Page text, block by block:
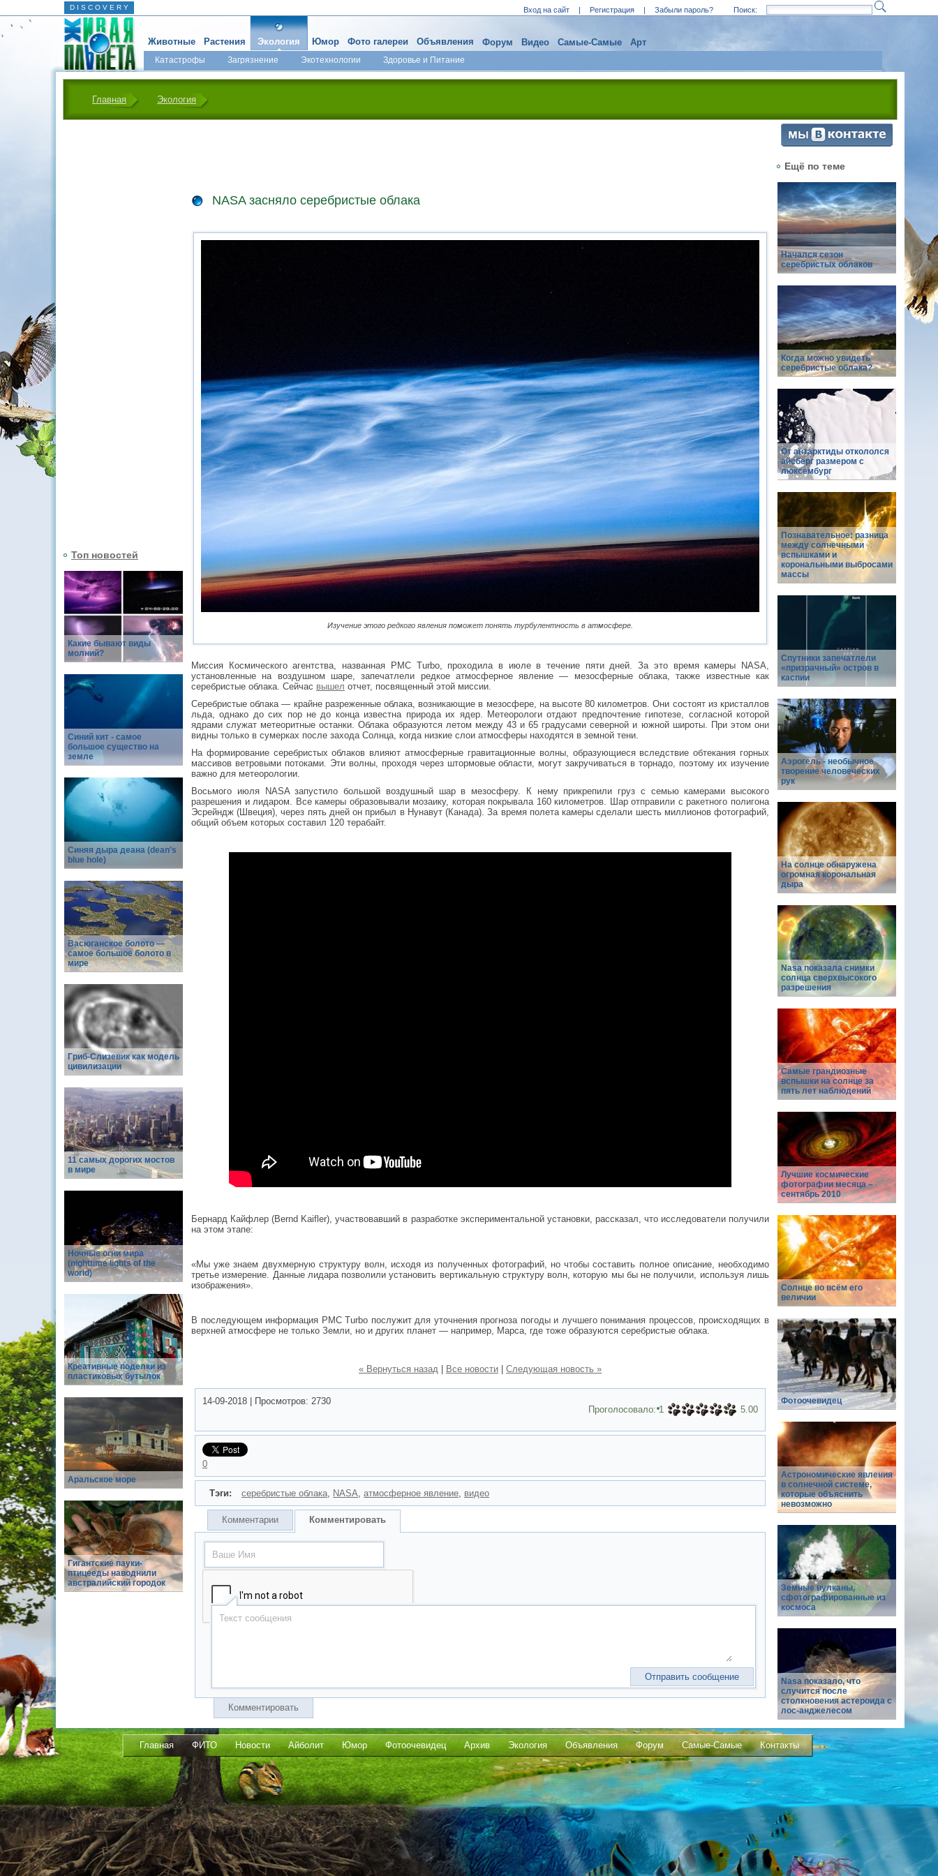
D I S C O V E R Y Вход на сайт | Регистрация | Забыли пароль? Поиск:
Животные Растения Экология
Катастрофы Загрязнение Экотехнологии Здоровье и Питание
Юмор Фото галереи Объявления Форум Видео Самые-Самые Арт
Главная Экология
Топ новостей
Какие бывают виды
молний?
Синий кит - самое
большое существо на
земле
Синяя дыра деана (dean’s
blue hole)
Васюганское болото —
самое большое болото в
мире
Гриб-Слизевик как модель
цивилизации
11 самых дорогих мостов
в мире
Ночные огни мира
(nighttime lights of the
world)
Креативные поделки из
пластиковых бутылок
Аральское море
Гигантские пауки-
птицееды наводнили
австралийский городок
NASA засняло серебристые облака
Изучение этого редкого явления поможет понять турбулентность в атмосфере.
Миссия Космического агентства, названная PMC Turbo, проходила в июле в течение пяти дней. За это время камеры NASA,
установленные на воздушном шаре, запечатлели редкое атмосферное явление — мезосферные облака, также известные как
серебристые облака. Сейчас вышел отчет, посвященный этой миссии.
Серебристые облака — крайне разреженные облака, возникающие в мезосфере, на высоте 80 километров. Они состоят из кристаллов
льда, однако до сих пор не до конца известна природа их ядер. Метеорологи отдают предпочтение гипотезе, согласной которой
ядрами служат метеоритные останки. Облака образуются летом между 43 и 65 градусами северной и южной широты. При этом они
видны только в сумерках после захода Солнца, когда низкие слои атмосферы находятся в земной тени.
На формирование серебристых облаков влияют атмосферные гравитационные волны, образующиеся вследствие обтекания горных
массивов ветровыми потоками. Эти волны, проходя через штормовые области, могут закручиваться в торнадо, поэтому их изучение
важно для метеорологии.
Восьмого июля NASA запустило большой воздушный шар в мезосферу. К нему прикрепили груз с семью камерами высокого
разрешения и лидаром. Все камеры образовывали мозаику, которая покрывала 160 километров. Шар отправили с ракетного полигона
Эсрейндж (Швеция), через пять дней он прибыл в Нунавут (Канада). За время полета камеры сделали шесть миллионов фотографий,
общий объем которых составил 120 терабайт.
Бернард Кайфлер (Bernd Kaifler), участвовавший в разработке экспериментальной установки, рассказал, что исследователи получили
на этом этапе:
«Мы уже знаем двухмерную структуру волн, исходя из полученных фотографий, но чтобы составить полное описание, необходимо
третье измерение. Данные лидара позволили установить вертикальную структуру волн, которую мы бы не получили, используя лишь
изображения».
В последующем информация PMC Turbo послужит для уточнения прогноза погоды и лучшего понимания процессов, происходящих в
верхней атмосфере не только Земли, но и других планет — например, Марса, где тоже образуются серебристые облака.
« Вернуться назад Все новости Следующая новость »
14-09-2018 Просмотров: 2730
Проголосовало:1 5.00
0
Тэги: серебристые облака, NASA, атмосферное явление, видео
Комментарии Комментировать
Комментировать
Ещё по теме
Начался сезон
серебристых облаков
Когда можно увидеть
серебристые облака?
От антарктиды откололся
айсберг размером с
люксембург
Познавательное: разница
между солнечными
вспышками и
корональными выбросами
массы
Спутники запечатлели
«призрачный» остров в
каспии
Аэрогель - необычное
творение человеческих
рук
На солнце обнаружена
огромная корональная
дыра
Nasa показала снимки
солнца сверхвысокого
разрешения
Самые грандиозные
вспышки на солнце за
пять лет наблюдений
Лучшие космические
фотографии месяца –
сентябрь 2010
Солнце во всём его
величии
Фотоочевидец
Астрономические явления
в солнечной системе,
которые объяснить
невозможно
Земные вулканы,
сфотографированные из
космоса
Nasa показало, что
случится после
столкновения астероида с
лос-анджелесом
Главная ФИТО Новости Айболит Юмор Фотоочевидец Архив Экология Объявления Форум Самые-Самые Контакты